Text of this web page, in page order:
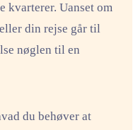
kvarterer. Uanset om
din rejse går til
nøglen til en
du behøver at